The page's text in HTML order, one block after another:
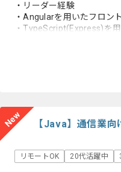
・リーダー経験
・Angularを用いたフロン
・TypeScript(Express)を
New 【Java】通信業
リモートOK 20代活躍中